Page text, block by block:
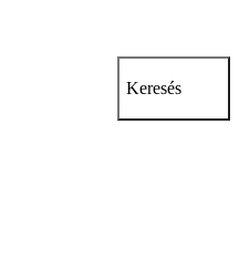
Keresés